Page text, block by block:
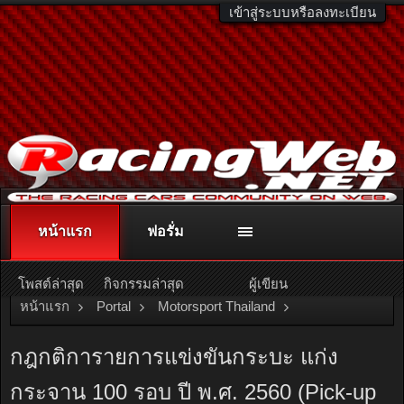
เข้าสู่ระบบหรือลงทะเบียน
ติดต่อลงโฆษณา racingweb@gmail.comหรือโทร. 081-811-1138
หรืออ่านรายละเอียดเพิ่มเติม คลิกที่นี่
หน้าแรก Portal Motorsport Thailand
กฎกติการายการแข่งขันกระบะ แก่ง
กระจาน 100 รอบ ปี พ.ศ. 2560 (Pick-up
หน้าแรก
โพสต์ล่าสุด กิจกรรมล่าสุด ผู้เขียน
ฟอรั่ม